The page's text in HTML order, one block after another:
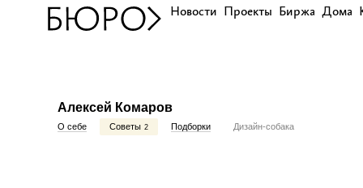
Новости Проекты Биржа Дома
Алексей Комаров
О себе Советы 2 Подборки Дизайн-собака